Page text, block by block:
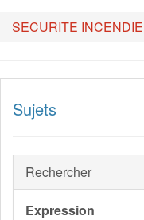
SECURITE
Sujets
Rechercher
Expression